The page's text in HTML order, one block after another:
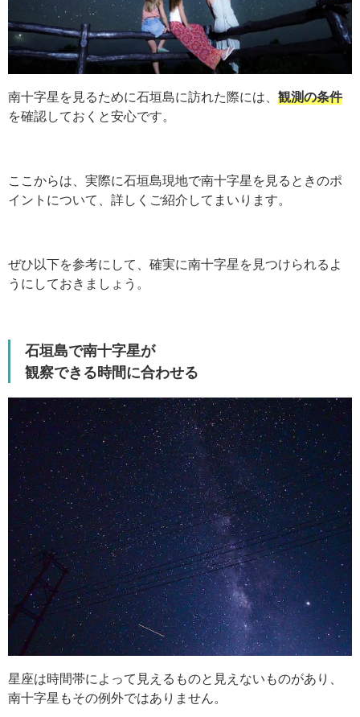
南十字星を見るために石垣島に訪れた際には、 観測の条件
を確認しておくと安心です。
ここからは、実際に石垣島現地で南十字星を見るときのポ
イントについて、詳しくご紹介してまいります。
ぜひ以下を参考にして、確実に南十字星を見つけられるよ
うにしておきましょう。
石垣島で南十字星が
観察できる時間に合わせる
星座は時間帯によって見えるものと見えないものがあり、
南十字星もその例外ではありません。